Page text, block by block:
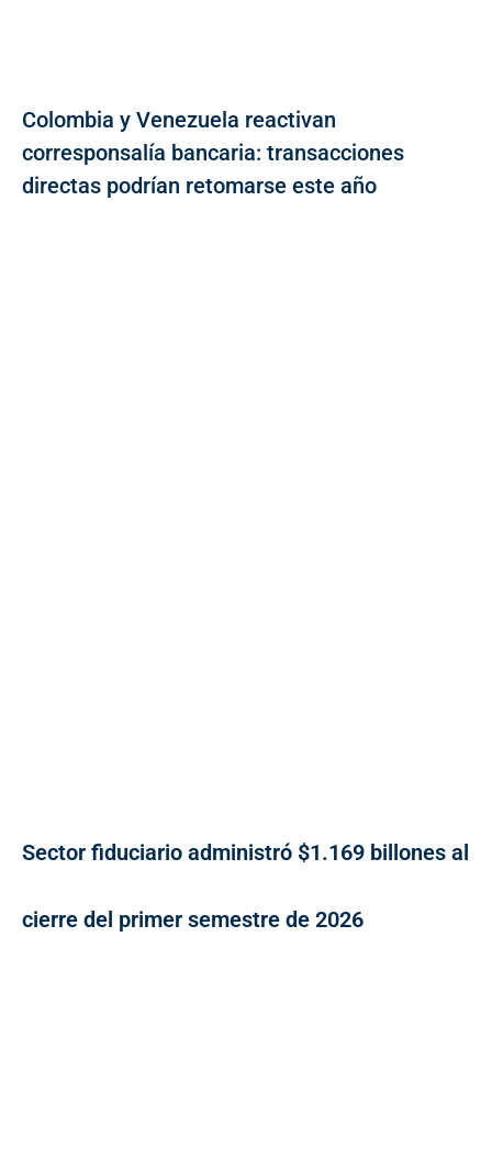
Colombia y Venezuela reactivan
corresponsalía bancaria: transacciones
directas podrían retomarse este año
Sector fiduciario administró $1.169 billones al
cierre del primer semestre de 2026